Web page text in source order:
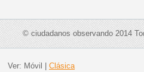
© ciudadanos observando 2014
Ver: Móvil Clásica